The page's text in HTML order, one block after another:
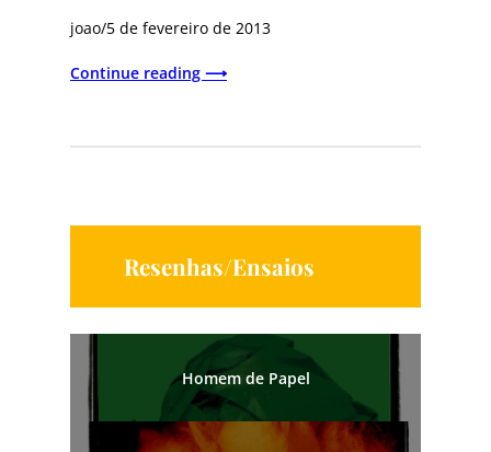
joao/5 de fevereiro de 2013
Continue reading ⟶
Resenhas/Ensaios
Homem de Papel